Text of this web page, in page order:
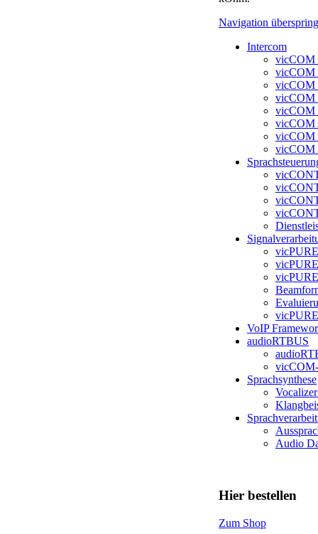
Navigation
Intercom
vicCOM
vicCOM
vicCOM
vicCOM
vicCOM
vicCOM
vicCOM
vicCOM
VoIP
audioRTBUS
Sprachsynthese
Audio
Hier bestellen
Zum Shop